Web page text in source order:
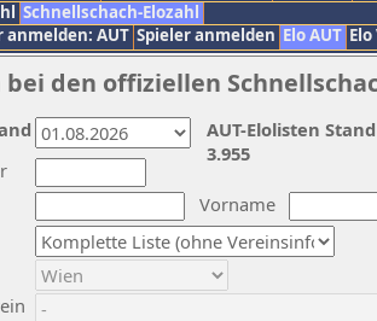
Schnellschach-Elozahl
anmelden: AUT Spieler anmelden Elo AUT
den offiziellen
Vorname
AUT-Elolisten
3.955